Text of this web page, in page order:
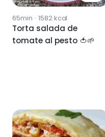
65min · 1582kcal
Torta salada de
tomate al pesto 🍅🌱